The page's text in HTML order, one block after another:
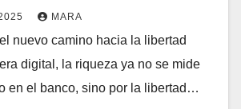
MARA
nuevo camino hacia la libertad
digital, la riqueza ya no se mide
en el banco, sino por la libertad…